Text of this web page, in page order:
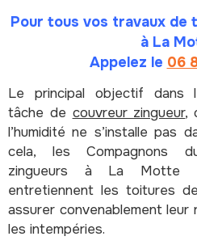
Pour tous vos travaux
à La
Appelez le 06
Le principal objectif dans
tâche de couvreur zingueur,
l’humidité ne s’installe pas
cela, les Compagnons
zingueurs à La Motte
entretiennent les toitures
assurer convenablement
les intempéries.